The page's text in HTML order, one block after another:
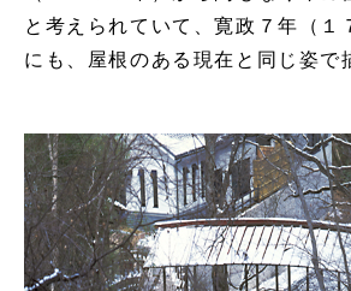
と考えられていて、寛政７年（１
にも、屋根のある現在と同じ姿で